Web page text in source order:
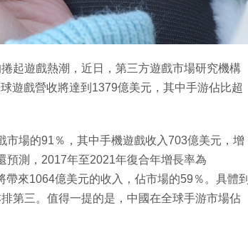
起遊戲熱潮，近日，第三方遊戲市場研究機構
遊戲營收將達到1379億美元，其中手游佔比超
場的91％，其中手機遊戲收入703億美元，增
預測，2017年至2021年復合年增長率為
來1064億美元的收入，佔市場的59％。具體到
第三。值得一提的是，中國在全球手游市場佔